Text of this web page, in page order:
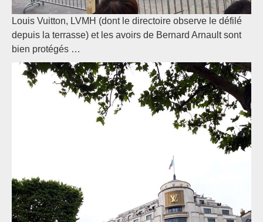
Louis Vuitton, LVMH (dont le directoire observe le défilé
depuis la terrasse) et les avoirs de Bernard Arnault sont
bien protégés …